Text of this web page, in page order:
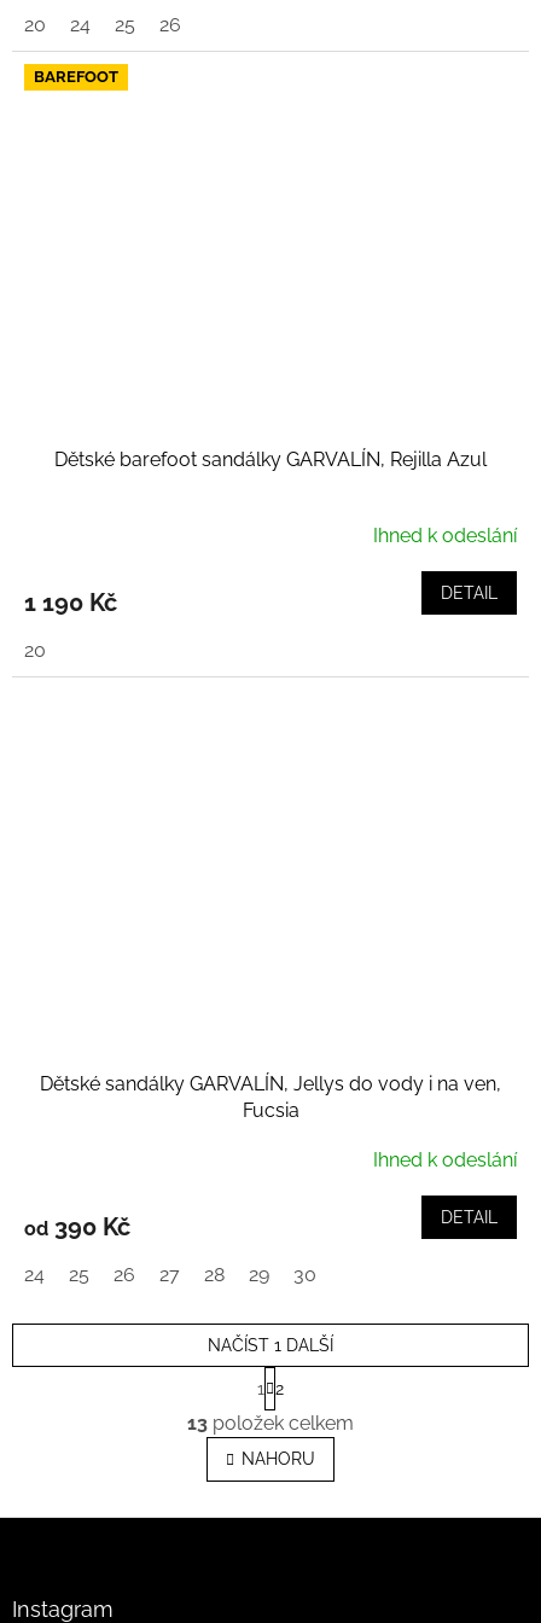
20 24 25 26
BAREFOOT
Dětské barefoot sandálky GARVALÍN, Rejilla Azul
Ihned k odeslání
1 190 Kč DETAIL
20
Dětské sandálky GARVALÍN, Jellys do vody i na ven,
Fucsia
Ihned k odeslání
od 390 Kč DETAIL
24 25 26 27 28 29 30
O
v
l
á
NAČÍST 1 DALŠÍ
t
r
á
n
k
v
1 2
13 položek celkem
NAHORU
Instagram